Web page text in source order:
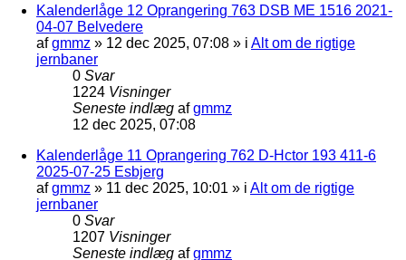
Kalenderlåge 12 Oprangering 763 DSB ME 1516 2021-
04-07 Belvedere
afgmmz » 12 dec 2025, 07:08 » i Alt om de rigtige
jernbaner
0 Svar
1224 Visninger
Seneste indlæg afgmmz
12 dec 2025, 07:08
Kalenderlåge 11 Oprangering 762 D-Hctor 193 411-6
2025-07-25 Esbjerg
afgmmz » 11 dec 2025, 10:01 » i Alt om de rigtige
jernbaner
0 Svar
1207 Visninger
Seneste indlæg afgmmz